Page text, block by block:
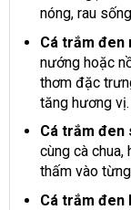
nóng, rau
Cá trắm đen
nướng hoặc
thơm đặc
tăng hương vị.
Cá trắm đen
cùng cà chua,
thấm vào
Cá trắm đen